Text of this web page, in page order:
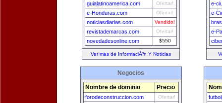
guialatinoamerica.com Ofertar!
e-Honduras.com Ofertar!
noticiasdiarias.com Vendido!
revistademarcas.com Ofertar!
novedadesonline.com $550
Ver mas de InformaciÃ³n Y Noticias
e-
e-
e-
Negocios
Nombre de dominio Precio
forodeconstruccion.com Ofertar!